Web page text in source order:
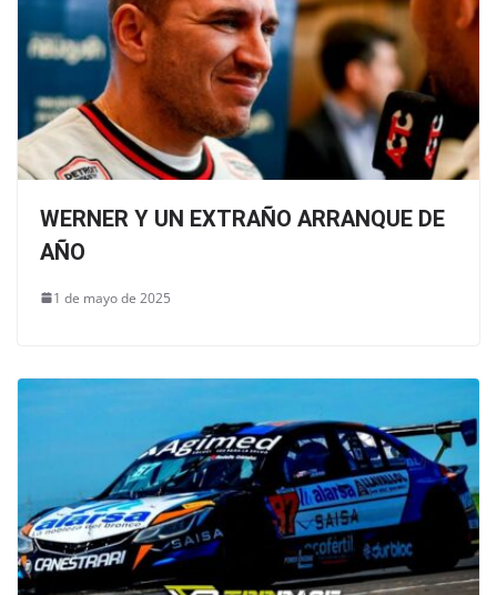
WERNER Y UN EXTRAÑO ARRANQUE DE
AÑO
1 de mayo de 2025